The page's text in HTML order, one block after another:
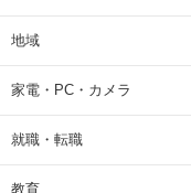
地域
家電・PC・カメラ
就職・転職
教育